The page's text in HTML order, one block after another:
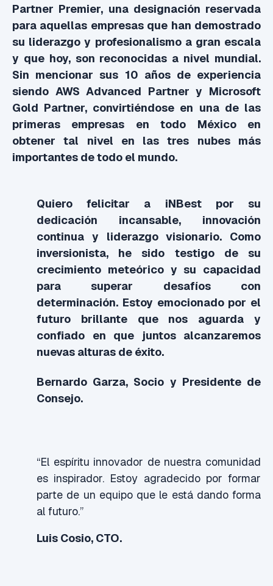
Partner Premier, una designación reservada
para aquellas empresas que han demostrado
su liderazgo y profesionalismo a gran escala
y que hoy, son reconocidas a nivel mundial.
Sin mencionar sus 10 años de experiencia
siendo AWS Advanced Partner y Microsoft
Gold Partner, convirtiéndose en una de las
primeras empresas en todo México en
obtener tal nivel en las tres nubes más
importantes de todo el mundo.
Quiero felicitar a iNBest por su
dedicación incansable, innovación
continua y liderazgo visionario. Como
inversionista, he sido testigo de su
crecimiento meteórico y su capacidad
para superar desafíos con
determinación. Estoy emocionado por el
futuro brillante que nos aguarda y
confiado en que juntos alcanzaremos
nuevas alturas de éxito.
Bernardo Garza, Socio y Presidente de
Consejo.
“El espíritu innovador de nuestra comunidad
es inspirador. Estoy agradecido por formar
parte de un equipo que le está dando forma
al futuro.”
Luis Cosio, CTO.